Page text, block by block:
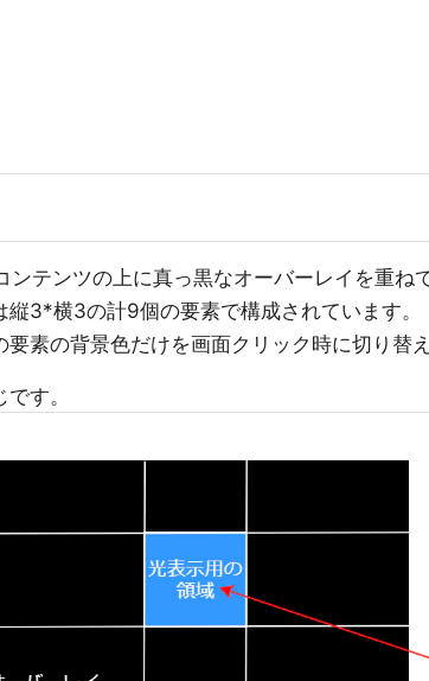
テンツの上に真っ黒なオーバーレイを重ね
縦3*横3の計9個の要素で構成されています。
素の背景色だけを画面クリック時に切り替
す。